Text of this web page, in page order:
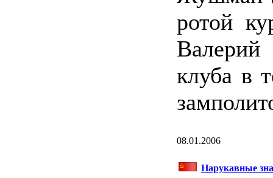
ротой
клуба в
08.01.2006
Нарукавные